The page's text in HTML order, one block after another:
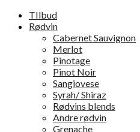
TIlbud
Rødvin
Cabernet Sauvignon
Merlot
Pinotage
Pinot Noir
Sangiovese
Syrah/ Shiraz
Rødvins blends
Andre rødvin
Grenache